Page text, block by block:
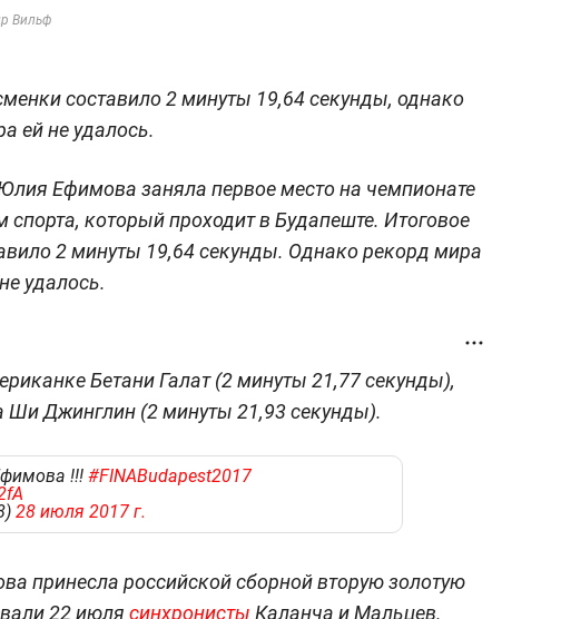
Вильф
составило 2 минуты 19,64 секунды, однако
ей не удалось.
Ефимова заняла первое место на чемпионате
который проходит в Будапеште. Итоговое
2 минуты 19,64 секунды. Однако рекорд мира
удалось.
Бетани Галат (2 минуты 21,77 секунды),
Ши Джинглин (2 минуты 21,93 секунды).
!!! #FINABudapest2017
28 июля 2017 г.
принесла российской сборной вторую золотую
22 июля синхронисты Каланча и Мальцев.